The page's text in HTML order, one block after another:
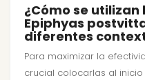
¿Cómo se utilizan
Epiphyas
diferentes
Para maximizar la
crucial colocarlas al